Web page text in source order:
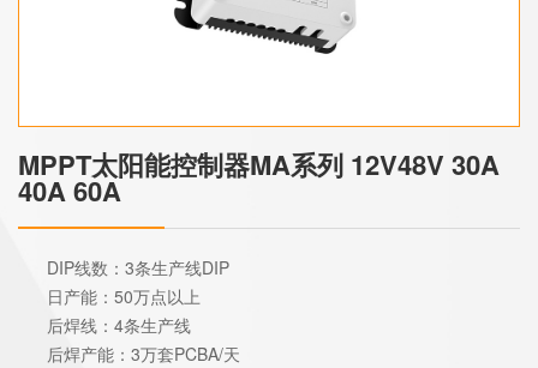
MPPT太阳能控制器MA系列 12V48V 30A
40A 60A
DIP线数：3条生产线DIP
日产能：50万点以上
后焊线：4条生产线
后焊产能：3万套PCBA/天